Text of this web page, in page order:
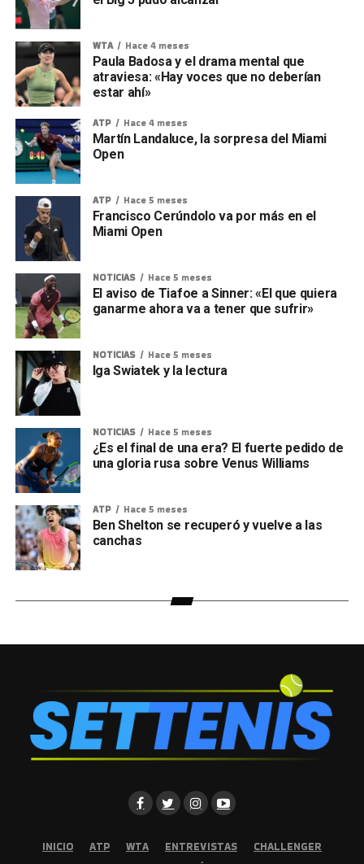
WTA Hace 4 meses
Paula Badosa y el drama mental que
atraviesa: «Hay voces que no deberían
estar ahí»
ATP Hace 4 meses
Martín Landaluce, la sorpresa del Miami
Open
ATP Hace 5 meses
Francisco Cerúndolo va por más en el
Miami Open
NOTICIAS Hace 5 meses
El aviso de Tiafoe a Sinner: «El que quiera
ganarme ahora va a tener que sufrir»
NOTICIAS Hace 5 meses
Iga Swiatek y la lectura
NOTICIAS Hace 5 meses
¿Es el final de una era? El fuerte pedido de
una gloria rusa sobre Venus Williams
ATP Hace 5 meses
Ben Shelton se recuperó y vuelve a las
canchas
INICIO ATP WTA ENTREVISTAS
CHALLENGER